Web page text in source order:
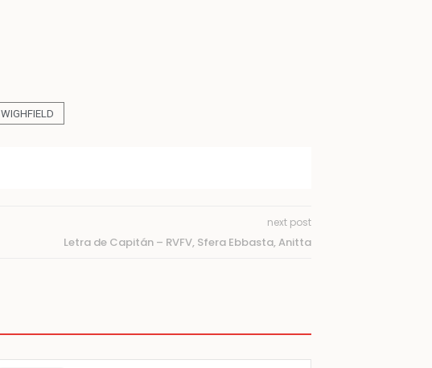
WIGHFIELD
next post
Letra de Capitán – RVFV, Sfera Ebbasta, Anitta